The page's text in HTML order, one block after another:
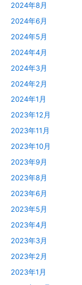
2024年8月
2024年6月
2024年5月
2024年4月
2024年3月
2024年2月
2024年1月
2023年12月
2023年11月
2023年10月
2023年9月
2023年8月
2023年6月
2023年5月
2023年4月
2023年3月
2023年2月
2023年1月